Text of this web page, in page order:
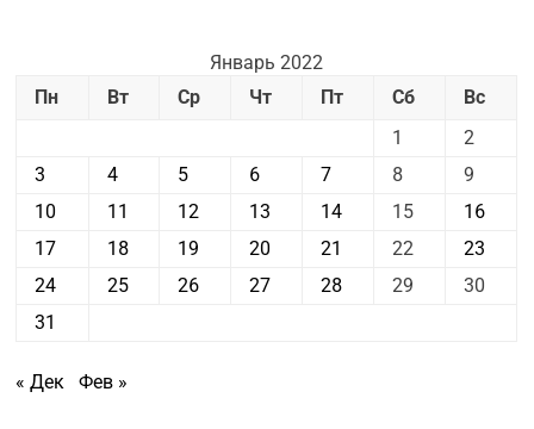
Январь 2022
Пн
Вт Ср Чт Пт Сб
Вс
1
2
3
4 5 6 7 8
9
10
11 12 13 14 15
16
17
18 19 20 21 22
23
24
25 26 27 28 29
30
31
« Дек Фев »